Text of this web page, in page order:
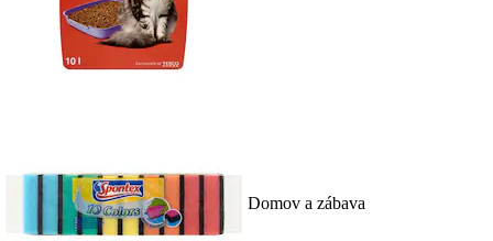
Domov a zábava